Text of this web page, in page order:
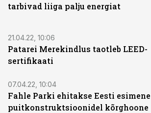
tarbivad liiga palju energiat
21.04.22, 10:06
Patarei Merekindlus taotleb LEED-
sertifikaati
07.04.22, 10:04
Fahle Parki ehitakse Eesti esimene
puitkonstruktsioonidel kõrghoone